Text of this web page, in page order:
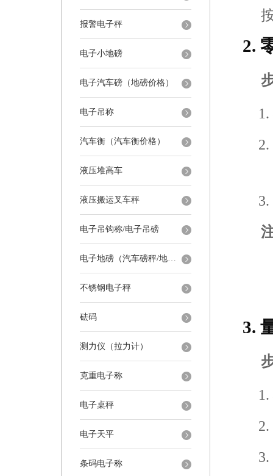
报警电子秤
电子小地磅
电子汽车磅（地磅价格）
电子吊称
汽车衡（汽车衡价格）
液压堆高车
液压搬运叉车秤
电子吊钩称/电子吊磅
电子地磅（汽车磅秤/地磅）
不锈钢电子秤
砝码
测力仪（拉力计）
克重电子称
电子桌秤
电子天平
条码电子称
2.
3.